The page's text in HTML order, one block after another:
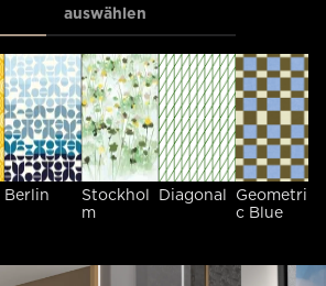
Berlin
Stockhol
m
Diagonal
Geometri
c Blue
auswählen